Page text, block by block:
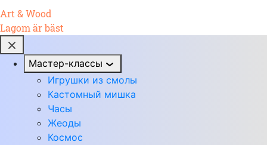
Art & Wood
Lagom är bäst
Мастер-классы
Игрушки из смолы
Кастомный мишка
Часы
Жеоды
Космос